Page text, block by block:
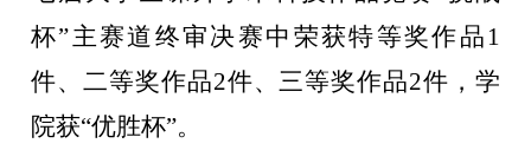
杯”主赛道终审决赛中荣获特等奖作品1
件、二等奖作品2件、三等奖作品2件，学
院获“优胜杯”。